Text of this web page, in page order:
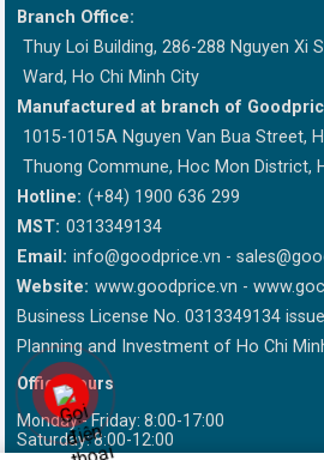
Branch Office:
Thuy Loi Building, 286-288 Nguyen Xi
Ward, Ho Chi Minh City
Manufactured at branch of
1015-1015A Nguyen Van Bua Street,
Thuong Commune, Hoc Mon District,
Hotline: (+84) 1900 636 299
MST: 0313349134
Email: info@goodprice.vn -
Website: www.goodprice.vn -
Business License No. 0313349134
Planning and Investment of Ho Chi
Office hours
Monday - Friday: 8:00-17:00
Saturday: 8:00-12:00